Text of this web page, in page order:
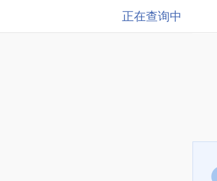
正在查询中